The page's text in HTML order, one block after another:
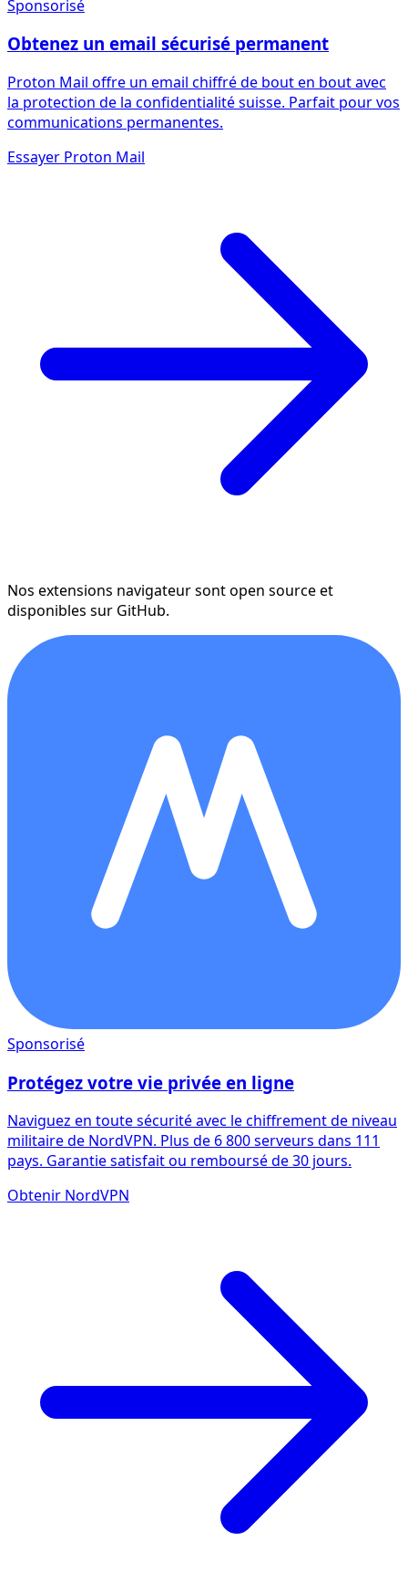
Sponsorisé
Obtenez un email sécurisé permanent
Proton Mail offre un email chiffré de bout en bout avec
la protection de la confidentialité suisse. Parfait pour vos
communications permanentes.
Essayer Proton Mail
Nos extensions navigateur sont open source et
disponibles sur GitHub.
Sponsorisé
Protégez votre vie privée en ligne
Naviguez en toute sécurité avec le chiffrement de niveau
militaire de NordVPN. Plus de 6 800 serveurs dans 111
pays. Garantie satisfait ou remboursé de 30 jours.
Obtenir NordVPN